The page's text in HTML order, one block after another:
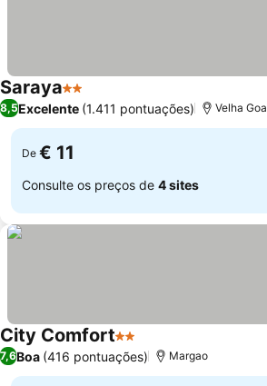
Saraya2 Estrelas
8,5Excelente (1.411 pontuações) Velha Goa
De € 11
Consulte os preços de 4 sites
City Comfort2 Estrelas
7,6Boa (416 pontuações) Margao